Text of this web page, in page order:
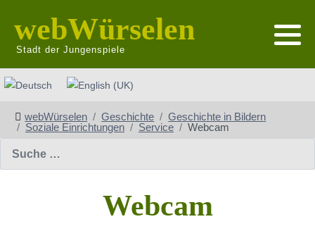
webWürselen
Stadt der Jungenspiele
Sprache auswählen
webWürselen Geschichte
Geschichte in Bildern
Soziale Einrichtungen
Service Webcam
Webcam